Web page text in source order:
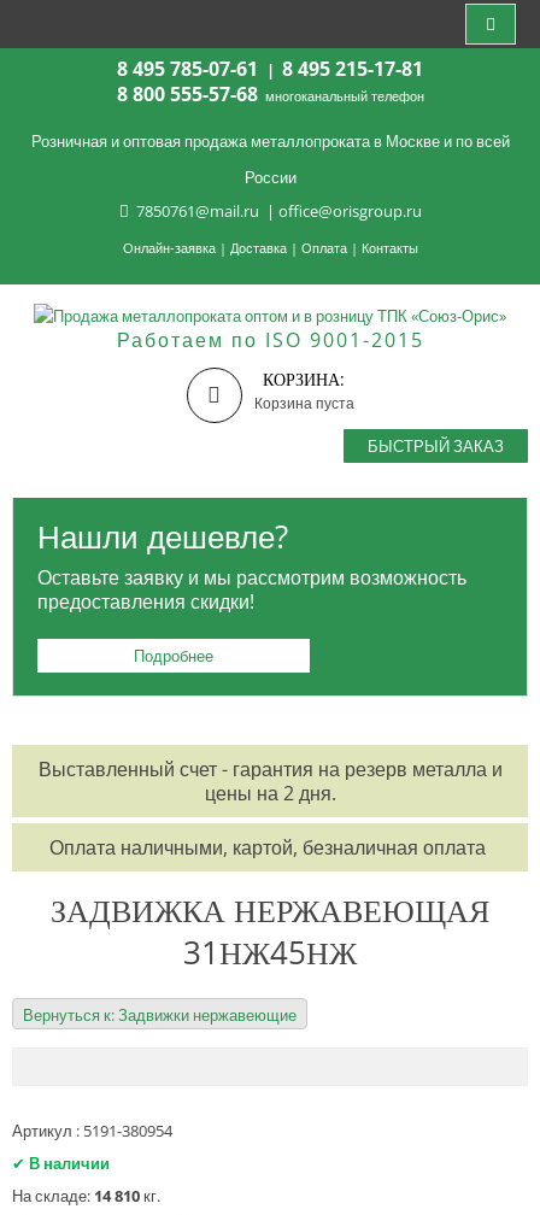
8 495 785-07-61 | 8 495 215-17-81
8 800 555-57-68 многоканальный телефон
Розничная и оптовая продажа металлопроката в Москве и по всей
России
7850761@mail.ru | office@orisgroup.ru
Онлайн-заявка| Доставка| Оплата| Контакты
Работаем по ISO 9001-2015
КОРЗИНА:
Корзина пуста
БЫСТРЫЙ ЗАКАЗ
Нашли дешевле?
Оставьте заявку и мы рассмотрим возможность
предоставления скидки!
Подробнее
Выставленный счет - гарантия на резерв металла и
цены на 2 дня.
Оплата наличными, картой, безналичная оплата
ЗАДВИЖКА НЕРЖАВЕЮЩАЯ
31НЖ45НЖ
Вернуться к: Задвижки нержавеющие
Артикул : 5191-380954
✔ В наличии
На складе: 14 810кг.